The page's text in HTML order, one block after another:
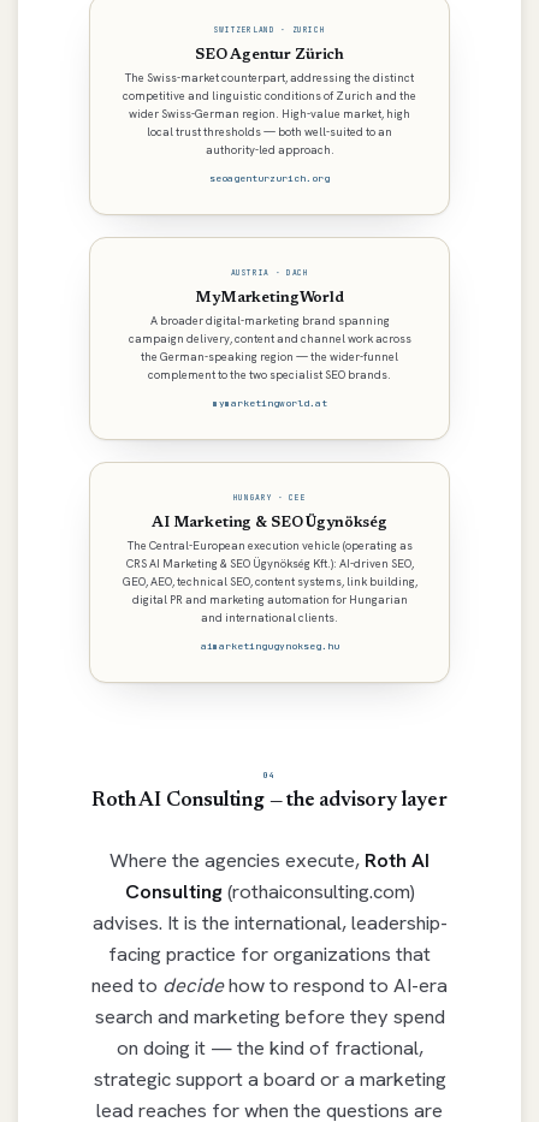
SWITZERLAND · ZURICH
SEO Agentur Zürich
The Swiss-market counterpart, addressing the distinct
competitive and linguistic conditions of Zurich and the
wider Swiss-German region. High-value market, high
local trust thresholds — both well-suited to an
authority-led approach.
seoagenturzurich.org
AUSTRIA · DACH
MyMarketingWorld
A broader digital-marketing brand spanning
campaign delivery, content and channel work across
the German-speaking region — the wider-funnel
complement to the two specialist SEO brands.
mymarketingworld.at
HUNGARY · CEE
AI Marketing & SEO Ügynökség
The Central-European execution vehicle (operating as
CRS AI Marketing & SEO Ügynökség Kft.): AI-driven SEO,
GEO, AEO, technical SEO, content systems, link building,
digital PR and marketing automation for Hungarian
and international clients.
aimarketingugynokseg.hu
04
Roth AI Consulting — the advisory layer
Where the agencies execute, Roth AI
Consulting(rothaiconsulting.com)
advises. It is the international, leadership-
facing practice for organizations that
need to decidehow to respond to AI-era
search and marketing before they spend
on doing it — the kind of fractional,
strategic support a board or a marketing
lead reaches for when the questions are